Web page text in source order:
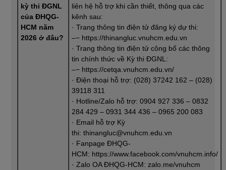
kỳ thi ĐGNL
của ĐHQG-
HCM năm
2026 ở đâu?
liên hệ hỗ trợ khi cần thiết, thông qua các
kênh sau:
· Trang thông tin điện tử đăng ký dự thi:
–− https://thinangluc.vnuhcm.edu.vn
· Trang thông tin điện tử công bố các thông
tin chính thức về Kỳ thi ĐGNL:
–− https://cetqa.vnuhcm.edu.vn/
· Điện thoại hỗ trợ: (028) 37242 162 – (028)
39118 311
· Hotline/Zalo hỗ trợ: 0904 927 336 – 0832
284 429 – 0931 344 436 – 0965 200 083
· Email hỗ trợ Kỳ
thi: thinangluc@vnuhcm.edu.vn
· Fanpage ĐHQG-
HCM: https://www.facebook.com/vnuhcm.info/
· Zalo OA ĐHQG-HCM: zalo.me/vnuhcm